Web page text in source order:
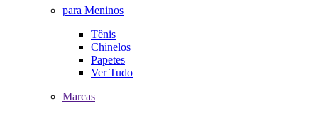
para Meninos
Tênis
Chinelos
Papetes
Ver Tudo
Marcas